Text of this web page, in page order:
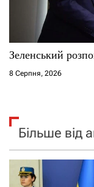
Зеленський
8 Серпня, 2026
Більше від